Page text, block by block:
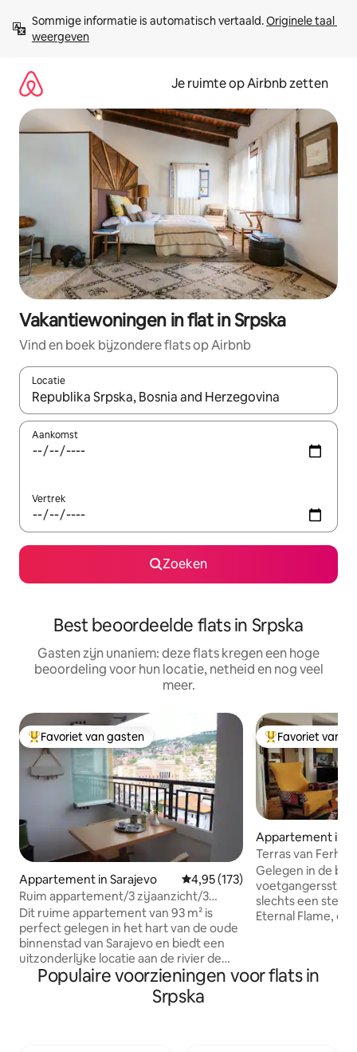
direct
naar
Sommige informatie is automatisch vertaald. Originele taal
weergeven
Je ruimte op Airbnb zetten
Vakantiewoningen in flat in Srpska
Vind en boek bijzondere flats op Airbnb
Locatie
Wanneer er suggesties beschikbaar zijn, maak je een keuze
Aankomst
Vertrek
Zoeken
Best beoordeelde flats in Srpska
Gasten zijn unaniem: deze flats kregen een hoge
beoordeling voor hun locatie, netheid en nog veel
meer.
Topfavoriet van gasten
Favoriet van gasten
Appartement in Sarajevo Gemiddelde beoordeling van
4,95 (173)
Ruim appartement/3 zijaanzicht/3
SLAAPKAMERS/oude stad
Dit ruime appartement van 93 m² is
perfect gelegen in het hart van de oude
binnenstad van Sarajevo en biedt een
uitzonderlijke locatie aan de rivier de
Miljacka, waarbij rust wordt
gecombineerd met directe toegang tot
de belangrijkste bezienswaardigheden
Topfavoriet van
Favoriet van
Appartement in
Terras van
Gelegen in de
slechts een
Eternal Flame,
uitvalsbasis om
Populaire voorzieningen voor flats in
Srpska